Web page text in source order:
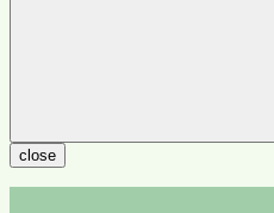
close